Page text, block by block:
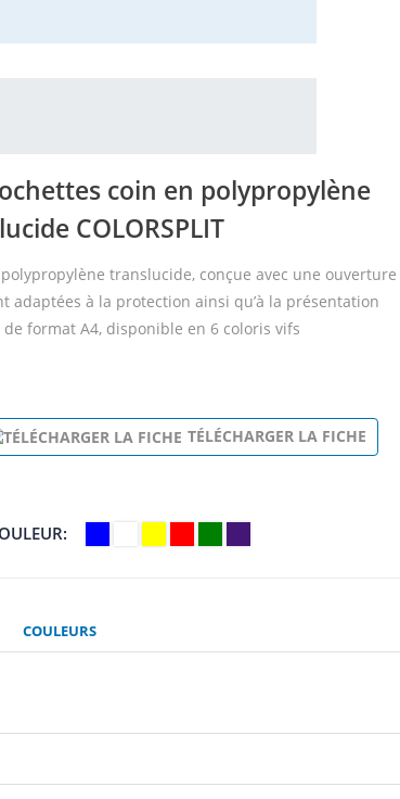
coin en polypropylène
COLORSPLIT
translucide, conçue avec une ouverture
adaptées à la protection ainsi qu’à la présentation
format A4, disponible en 6 coloris vifs
TÉLÉCHARGER LA FICHE
COULEURS